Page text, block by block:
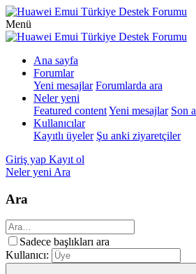
Menü
Ana sayfa
Forumlar
Yeni mesajlar Forumlarda ara
Neler yeni
Featured contentYeni mesajlar Son
Kullanıcılar
Kayıtlı üyeler Şu anki ziyaretçiler
Giriş yap Kayıt ol
Neler yeni Ara
Ara
Sadece başlıkları ara
Kullanıcı: